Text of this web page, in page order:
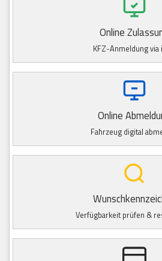
Online
KFZ-Anmeldung via
Online
Fahrzeug digital
Verfügbarkeit prüfen &